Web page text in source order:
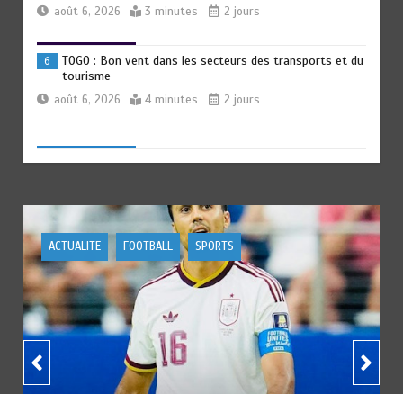
août 6, 2026 3 minutes 2 jours
6
TOGO : Bon vent dans les secteurs des transports et du
tourisme
août 6, 2026 4 minutes 2 jours
1
RODRI AU BARÇA PLUTOT QU’AU REAL MADRID : Les
août 7, 2026 5 minutes 1 jour
2
TRANSFORMATION SOCIALE : L’importance pour le Togo
d’avoir une Feuille de route
août 7, 2026 1 jour
TOGO : Sauver la mère devient un indicateur de
civilisation
ACTUALITE DEVELOPPEMENT